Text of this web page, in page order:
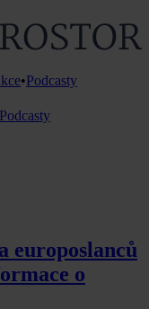
•Podcasty
Podcasty
europoslanců
o